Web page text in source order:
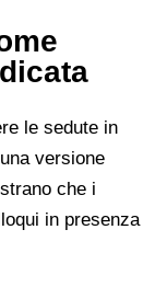
le sedute in
versione
che i
in presenza